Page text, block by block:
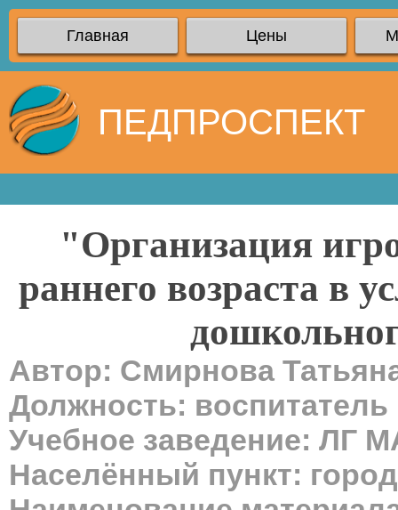
Главная Цены
ПЕДПРОСПЕКТ
"Организация
раннего возраста в
Автор: Смирнова
Должность: воспитатель
Учебное заведение: ЛГ
Населённый пункт: